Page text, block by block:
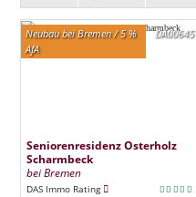
DA00645
Neubau bei Bremen / 5 %
AfA
Seniorenresidenz Osterholz
Scharmbeck
bei Bremen
DAS Immo Rating